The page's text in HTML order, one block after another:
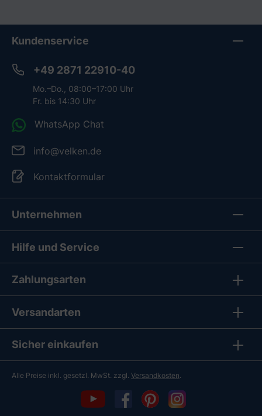
Unternehmen
Hilfe und Service
Kundenservice
+49 2871 22910-40
Mo.–Do., 08:00–17:00 Uhr
Fr. bis 14:30 Uhr
WhatsApp Chat
info@velken.de
Kontaktformular
Zahlungsarten
Versandarten
Sicher einkaufen
Alle Preise inkl. gesetzl. MwSt. zzgl. Versandkosten.